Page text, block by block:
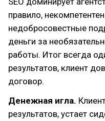
правило,
недобросовестные
деньги за
работы. Итог всегда
результатов, клиент
договор.
Денежная игла.
результатов, устает